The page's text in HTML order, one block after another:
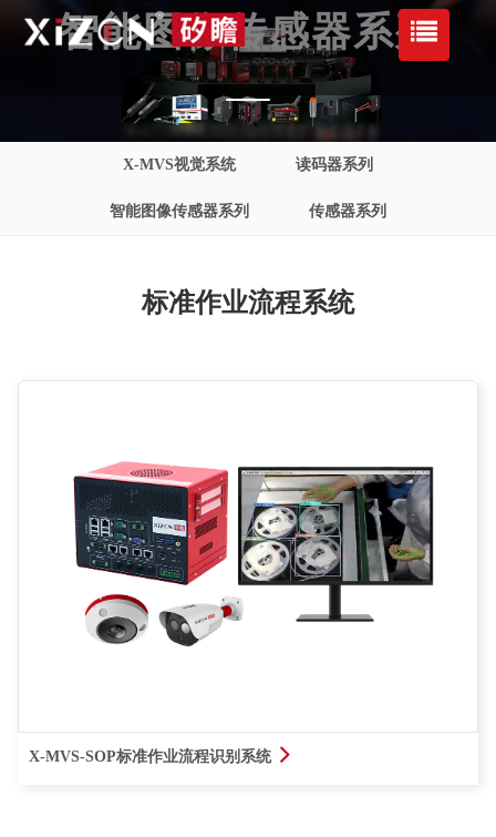
智能图像传感器系列
X-MVS视觉系统 读码器系列
智能图像传感器系列 传感器系列
标准作业流程系统
查看详情
X-MVS-SOP标准作业流程识别系统